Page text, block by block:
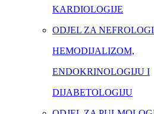
KARDIOLOGIJE
ODJEL ZA
HEMODIJALIZOM,
ENDOKRINOLOGIJU I
DIJABETOLOGIJU